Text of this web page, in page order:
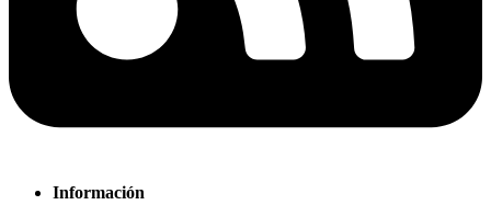
Información